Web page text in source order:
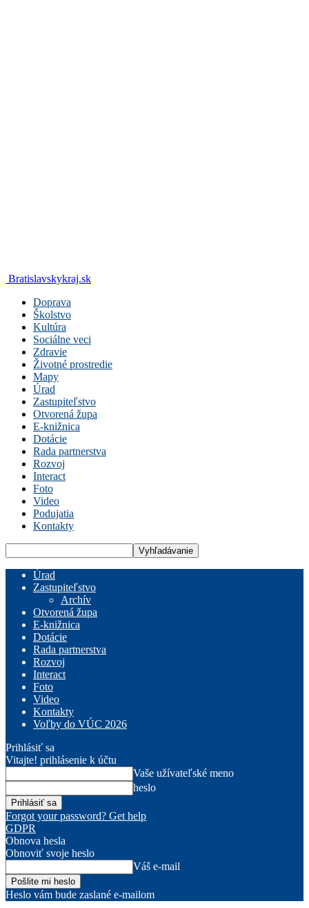
Bratislavskykraj.sk
Doprava
Školstvo
Kultúra
Sociálne veci
Zdravie
Životné prostredie
Mapy
Úrad
Zastupiteľstvo
Otvorená župa
E-knižnica
Dotácie
Rada partnerstva
Rozvoj
Interact
Foto
Video
Podujatia
Kontakty
Úrad
Zastupiteľstvo
Archív
Otvorená župa
E-knižnica
Dotácie
Rada partnerstva
Rozvoj
Interact
Foto
Video
Kontakty
Voľby do VÚC 2026
Prihlásiť sa
Vitajte! prihlásenie k účtu
Vaše užívateľské meno
heslo
Forgot your password? Get help
GDPR
Obnova hesla
Obnoviť svoje heslo
Váš e-mail
Heslo vám bude zaslané e-mailom